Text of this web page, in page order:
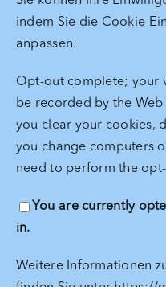
indem Sie die Cookie-
anpassen.
Opt-out complete; your
be recorded by the
you clear your cookies,
you change computers
need to perform the
You are currently
in.
Weitere Informationen